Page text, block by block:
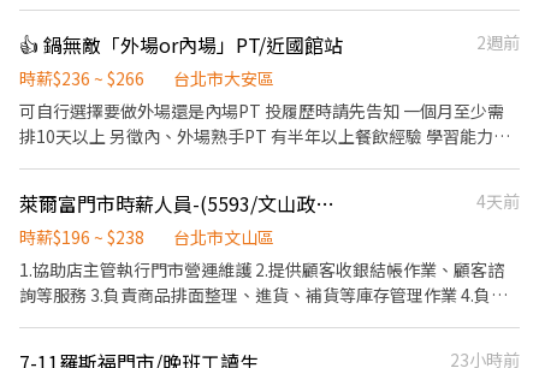
璃/倒垃圾 《限》對毛小孩🐶有愛心耐心會餵藥 有養過毛小孩經驗
者 有寵物相關工作經驗者 ➡️晚班 門市排班-計時工讀生19:00-
24:00（時薪） 每週至少排三天班以上，能配合再投履歷 （有銷售
經驗者，徵長期） ➡️五六日 門市排班-計時工讀生19:00-24:00 （時
班制 新資：面議$33000起（有經驗者，徵長期） 另有優渥的業績
獎金 經常性薪資45000元起 ➡️寵物照顧員 （正式）薪資：33000起
+績效獎金 時間：12:00-21:00 和 15:00-24:00排班制 餵食/換水/清
理耳朵眼睛/清理貓砂便盆/基本清潔 基本健康觀察（食慾、精神、
排泄狀況） 拍照或回報/突發狀況應變（生病、受傷） 量體溫/量體
重/餵藥/審查其他工作崗位檢核員 協助店長交代事項/處理文書作業/
支援賣場銷售 《限》有經驗者，徵長期 🐾 寵物照護員／寵物保母證
👍 鍋無敵「外場or內場」PT/近國館站
2週前
時薪$236 ~ $266
台北市大安區
可自行選擇要做外場還是內場PT 投履歷時請先告知 一個月至少需
排10天以上 另徵內、外場熟手PT 有半年以上餐飲經驗 學習能力
清潔打掃 《內場PT工作》 ．食材清洗與分裝 ．餐點的擺盤出餐 ．
操作洗碗機洗餐具 「無經驗可，認真學一個月能學完」 「誠徵長期
者（半年以上），做滿3個月再加薪」 《員工福利》 ．排整天班即
有供ㄧ餐 ．不定期員工聚餐 ．零食櫃定期補充餅乾、飲料
萊爾富門市時薪人員-(5593/文山政大店)
4天前
時薪$196 ~ $238
台北市文山區
1.協助店主管執行門市營運維護 2.提供顧客收銀結帳作業、顧客諮
詢等服務 3.負責商品排面整理、進貨、補貨等庫存管理作業 4.負責
7-11羅斯福門市/晚班工讀生
23小時前